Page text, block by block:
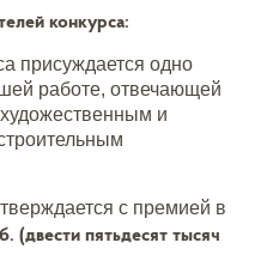
конкурса:
присуждается одно
работе, отвечающей
и
с премией в
(двести пятьдесят тысяч